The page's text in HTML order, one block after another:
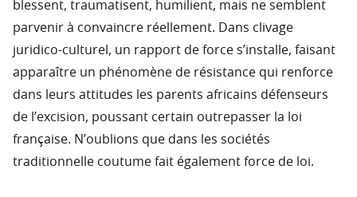
blessent, traumatisent, humilient, mais ne semblent
parvenir à convaincre réellement. Dans clivage
juridico-culturel, un rapport de force s’installe, faisant
apparaître un phénomène de résistance qui renforce
dans leurs attitudes les parents africains défenseurs
de l’excision, poussant certain outrepasser la loi
française. N’oublions que dans les sociétés
traditionnelle coutume fait également force de loi.